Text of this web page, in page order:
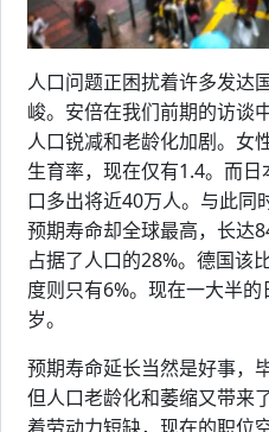
人口问题正困扰着许多发达
峻。安倍在我们前期的访谈
人口锐减和老龄化加剧。女
生育率，现在仅有1.4。而
口多出将近40万人。与此同
预期寿命却全球最高，长达
占据了人口的28%。德国该
度则只有6%。现在一大半
岁。
预期寿命延长当然是好事，
但人口老龄化和萎缩又带来